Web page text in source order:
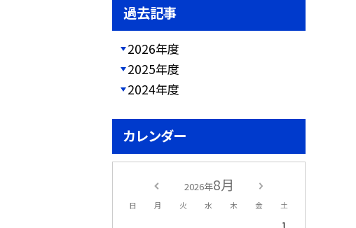
過去記事
2026年度
2025年度
2024年度
カレンダー
2026年8月
日 月 火 水 木 金 土
1